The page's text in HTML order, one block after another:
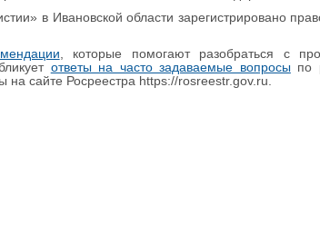
в Ивановской области зарегистрировано
, которые помогают разобраться с
ответы на часто задаваемые вопросыпо
сайте Росреестра https://rosreestr.gov.ru.